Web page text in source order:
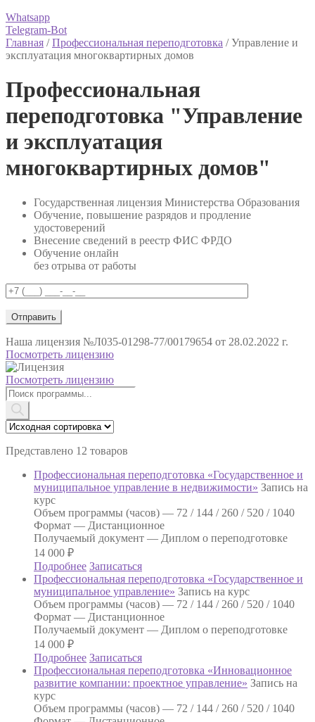
Whatsapp
Telegram-Bot
Главная /Профессиональная переподготовка /Управление и
эксплуатация многоквартирных домов
Профессиональная
переподготовка "Управление
и эксплуатация
многоквартирных домов"
Государственная лицензия Министерства Образования
Обучение, повышение разрядов и продление
удостоверений
Внесение сведений в реестр ФИС ФРДО
Обучение онлайн
без отрыва от работы
Наша лицензия №Л035-01298-77/00179654 от 28.02.2022 г.
Посмотреть лицензию
Посмотреть лицензию
Поиск
товаров
Представлено 12 товаров
Профессиональная переподготовка «Государственное и
муниципальное управление в недвижимости» Запись на
курс
Объем программы (часов) — 72 / 144 / 260 / 520 / 1040
Формат — Дистанционное
Получаемый документ — Диплом о переподготовке
14 000 ₽
Подробнее Записаться
Профессиональная переподготовка «Государственное и
муниципальное управление» Запись на курс
Объем программы (часов) — 72 / 144 / 260 / 520 / 1040
Формат — Дистанционное
Получаемый документ — Диплом о переподготовке
14 000 ₽
Подробнее Записаться
Профессиональная переподготовка «Инновационное
развитие компании: проектное управление» Запись на
курс
Объем программы (часов) — 72 / 144 / 260 / 520 / 1040